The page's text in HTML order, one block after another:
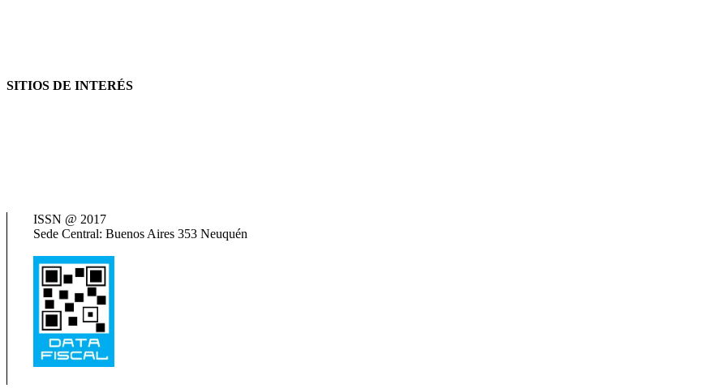
SITIOS DE INTERÉS
ISSN @ 2017
Sede Central: Buenos Aires 353 Neuquén